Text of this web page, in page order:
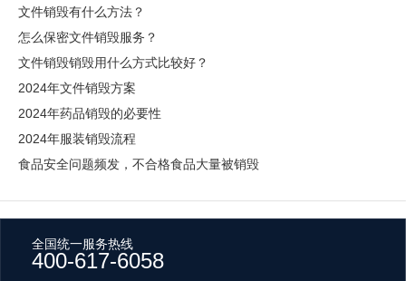
文件销毁有什么方法？
怎么保密文件销毁服务？
文件销毁销毁用什么方式比较好？
2024年文件销毁方案
2024年药品销毁的必要性
2024年服装销毁流程
食品安全问题频发，不合格食品大量被销毁
全国统一服务热线
400-617-6058